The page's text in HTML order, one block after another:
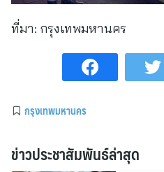
ที่มา: กรุงเทพมหานคร
กรุงเทพมหานคร
ข่าวประชาสัมพันธ์ล่าสุด